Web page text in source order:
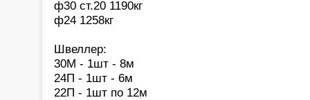
ф30 ст.20 1190кг
ф24 1258кг
Швеллер:
30М - 1шт - 8м
24П - 1шт - 6м
22П - 1шт по 12м